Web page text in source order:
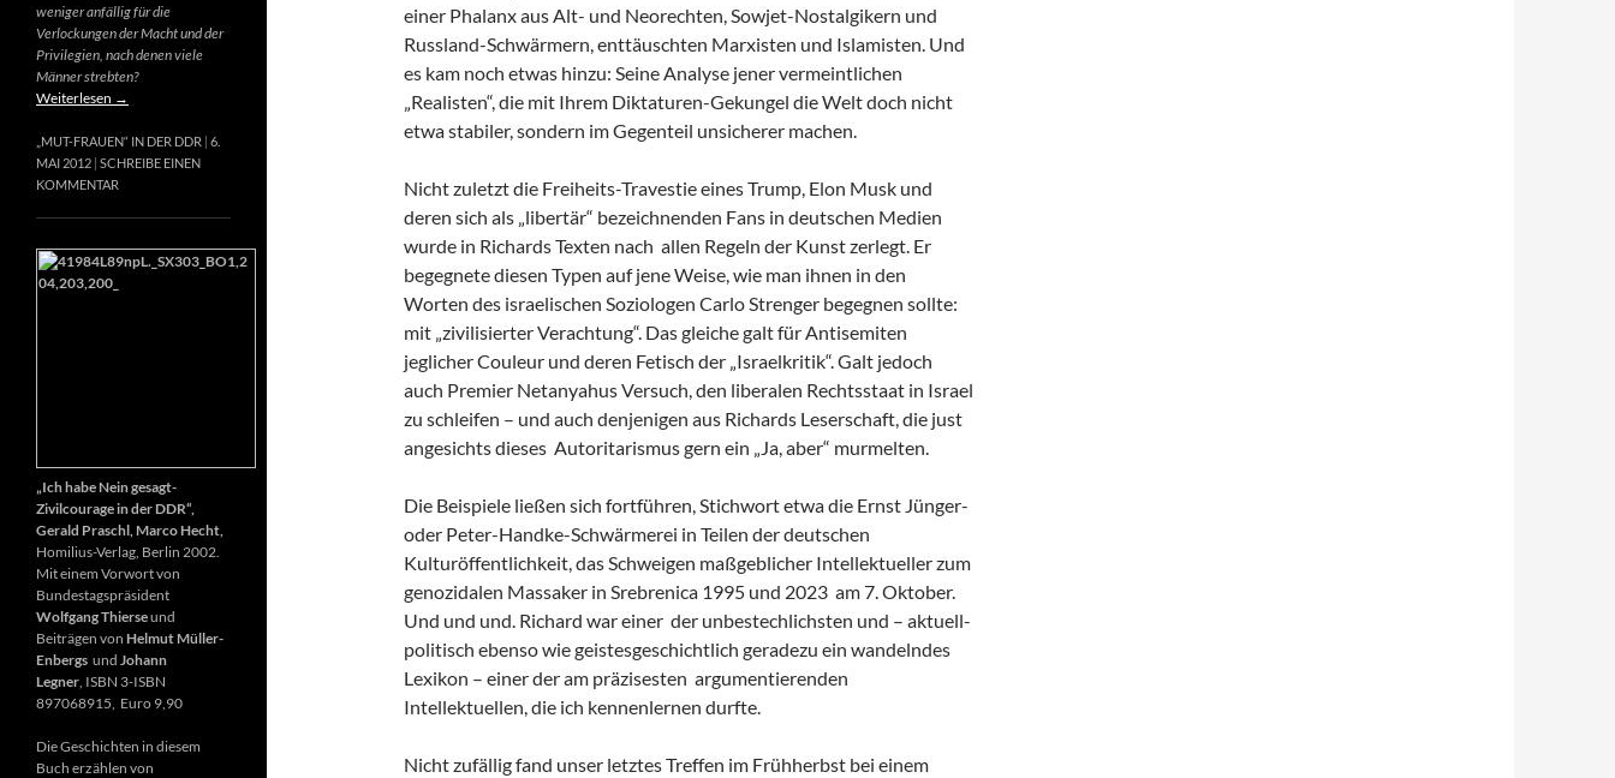
einer Phalanx aus Alt- und Neorechten, Sowjet-Nostalgikern und
Russland-Schwärmern, enttäuschten Marxisten und Islamisten. Und
es kam noch etwas hinzu: Seine Analyse jener vermeintlichen
„Realisten“, die mit Ihrem Diktaturen-Gekungel die Welt doch nicht
etwa stabiler, sondern im Gegenteil unsicherer machen.
Nicht zuletzt die Freiheits-Travestie eines Trump, Elon Musk und
deren sich als „libertär“ bezeichnenden Fans in deutschen Medien
wurde in Richards Texten nach allen Regeln der Kunst zerlegt. Er
begegnete diesen Typen auf jene Weise, wie man ihnen in den
Worten des israelischen Soziologen Carlo Strenger begegnen sollte:
mit „zivilisierter Verachtung“. Das gleiche galt für Antisemiten
jeglicher Couleur und deren Fetisch der „Israelkritik“. Galt jedoch
auch Premier Netanyahus Versuch, den liberalen Rechtsstaat in Israel
zu schleifen – und auch denjenigen aus Richards Leserschaft, die just
angesichts dieses Autoritarismus gern ein „Ja, aber“ murmelten.
Die Beispiele ließen sich fortführen, Stichwort etwa die Ernst Jünger-
oder Peter-Handke-Schwärmerei in Teilen der deutschen
Kulturöffentlichkeit, das Schweigen maßgeblicher Intellektueller zum
genozidalen Massaker in Srebrenica 1995 und 2023 am 7. Oktober.
Und und und. Richard war einer der unbestechlichsten und – aktuell-
politisch ebenso wie geistesgeschichtlich geradezu ein wandelndes
Lexikon – einer der am präzisesten argumentierenden
Intellektuellen, die ich kennenlernen durfte.
Nicht zufällig fand unser letztes Treffen im Frühherbst bei einem
weniger anfällig für die
Verlockungen der Macht und der
Privilegien, nach denen viele
Männer strebten?
Weiterlesen →
„MUT-FRAUEN“ IN DER DDR 6.
MAI 2012 SCHREIBE EINEN
KOMMENTAR
„Ich habe Nein gesagt-
Zivilcourage in der DDR“,
Gerald Praschl, Marco Hecht,
Homilius-Verlag, Berlin 2002.
Mit einem Vorwort von
Bundestagspräsident
Wolfgang Thierseund
Beiträgen von Helmut Müller-
Enbergs und Johann
Legner , ISBN 3-ISBN
897068915, Euro 9,90
Die Geschichten in diesem
Buch erzählen von